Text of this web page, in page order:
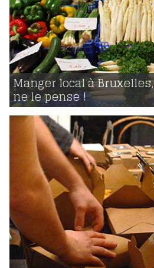
Manger local à
ne le pense !
05 | 12 | 2015
2868